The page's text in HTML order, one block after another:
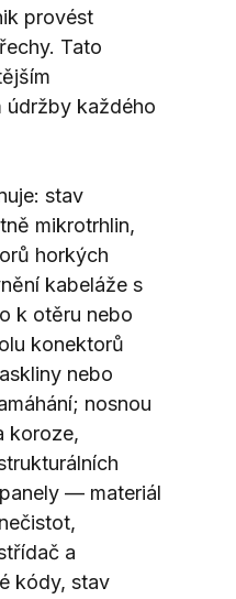
provést
Tato
údržby každého
stav
mikrotrhlin,
horkých
kabeláže s
k otěru nebo
konektorů
nebo
nosnou
koroze,
— materiál
a
kódy, stav